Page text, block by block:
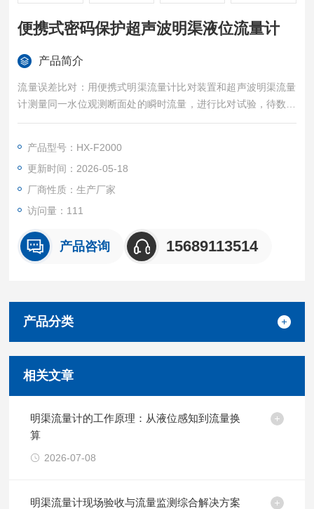
便携式密码保护超声波明渠液位流量计
产品简介
流量误差比对：用便携式明渠流量计比对装置和超声波明渠流量
计测量同一水位观测断面处的瞬时流量，进行比对试验，待数据
稳定后，开始计时，计时10 min，分别读取明渠流量比对装置该
2，按公式计算流量比对误差ΔF。便携式密码保护超声波明渠液
位流量计
产品型号：HX-F2000
更新时间：2026-05-18
厂商性质：生产厂家
访问量：111
产品咨询 15689113514
产品分类
相关文章
明渠流量计的工作原理：从液位感知到流量换
算
2026-07-08
明渠流量计现场验收与流量监测综合解决方案